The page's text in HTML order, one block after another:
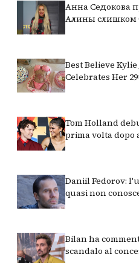
Анна Седокова
Алины слишком
Best Believe
Celebrates Her
Tom Holland
prima volta dopo
Daniil Fedorov:
quasi non
Bilan ha
scandalo al